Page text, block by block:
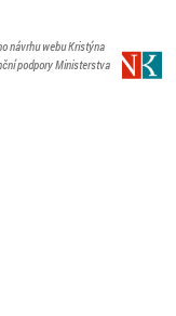
návrhu webu Kristýna
podpory Ministerstva